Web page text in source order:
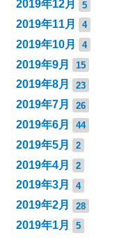
2019年12月 5
2019年11月 4
2019年10月 4
2019年9月 15
2019年8月 23
2019年7月 26
2019年6月 44
2019年5月 2
2019年4月 2
2019年3月 4
2019年2月 28
2019年1月 5